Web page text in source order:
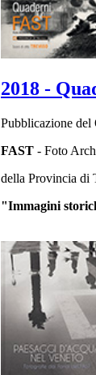
2018 -
Pubblicazione del
FAST - Foto
della Provincia di
"Immagini